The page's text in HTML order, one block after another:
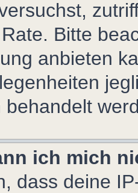
Bitte
anbieten
behandelt
ich mich
dass deine